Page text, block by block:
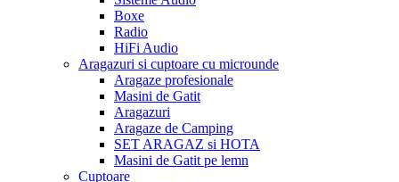
Boxe
Radio
HiFi Audio
Aragazuri si cuptoare cu microunde
Aragaze profesionale
Masini de Gatit
Aragazuri
Aragaze de Camping
SET ARAGAZ si HOTA
Masini de Gatit pe lemn
Cuptoare